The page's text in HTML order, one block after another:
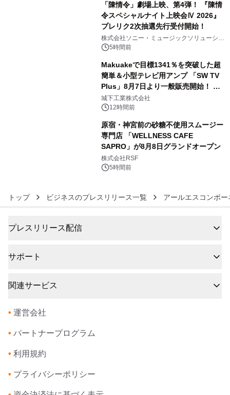
「陳情令」劇場上映、第4弾！ 『陳情
令スペシャルナイト上映会Ⅳ 2026』
プレリク2次抽選先行受付開始！
株式会社ソニー・ミュージックソリューショ
ンズ5時間前
Makuakeで目標1341％を突破した超
簡単＆小型テレビ用アンプ 「SW TV
Plus」8月7日より一般販売開始！ ケ
ーブル1本つなぐだけ、テレビの音が
ぐっと豊かに
城下工業株式会社
12時間前
原宿・神宮前の砂糖不使用スムージー
専門店 「WELLNESS CAFE
SAPRO」が8月8日グランドオープン
株式会社RSF
5時間前
トップ ビジネスのプレスリリース一覧 アールエスコンポ
プレスリリース配信
サポート
関連サービス
• 運営会社
• パートナープログラム
• 利用規約
• プライバシーポリシー